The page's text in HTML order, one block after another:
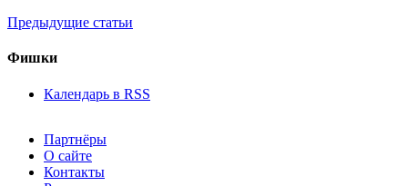
Предыдущие статьи
Фишки
Календарь в RSS
Партнёры
О сайте
Контакты